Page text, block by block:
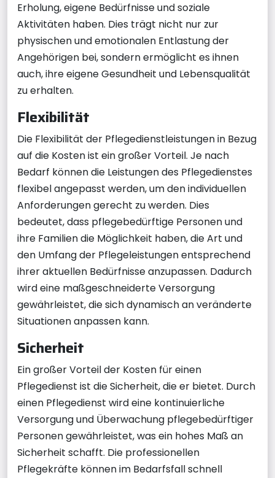
Erholung, eigene Bedürfnisse und soziale
Aktivitäten haben. Dies trägt nicht nur zur
physischen und emotionalen Entlastung der
Angehörigen bei, sondern ermöglicht es ihnen
auch, ihre eigene Gesundheit und Lebensqualität
zu erhalten.
Flexibilität
Die Flexibilität der Pflegedienstleistungen in Bezug
auf die Kosten ist ein großer Vorteil. Je nach
Bedarf können die Leistungen des Pflegedienstes
flexibel angepasst werden, um den individuellen
Anforderungen gerecht zu werden. Dies
bedeutet, dass pflegebedürftige Personen und
ihre Familien die Möglichkeit haben, die Art und
den Umfang der Pflegeleistungen entsprechend
ihrer aktuellen Bedürfnisse anzupassen. Dadurch
wird eine maßgeschneiderte Versorgung
gewährleistet, die sich dynamisch an veränderte
Situationen anpassen kann.
Sicherheit
Ein großer Vorteil der Kosten für einen
Pflegedienst ist die Sicherheit, die er bietet. Durch
einen Pflegedienst wird eine kontinuierliche
Versorgung und Überwachung pflegebedürftiger
Personen gewährleistet, was ein hohes Maß an
Sicherheit schafft. Die professionellen
Pflegekräfte können im Bedarfsfall schnell